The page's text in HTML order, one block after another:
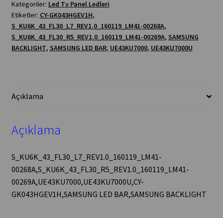
BAR,SAMSUNG
BACKLIGHT
adet
Kategoriler: Led Tv Panel Ledleri
Etiketler: CY-GK043HGEV1H,
S_KU6K_43_FL30_L7_REV1.0_160119_LM41-00268A,
S_KU6K_43_FL30_R5_REV1.0_160119_LM41-00269A, SAMSUNG
BACKLIGHT, SAMSUNG LED BAR, UE43KU7000, UE43KU7000U
Açıklama
Açıklama
S_KU6K_43_FL30_L7_REV1.0_160119_LM41-
00268A,S_KU6K_43_FL30_R5_REV1.0_160119_LM41-
00269A,UE43KU7000,UE43KU7000U,CY-
GK043HGEV1H,SAMSUNG LED BAR,SAMSUNG BACKLIGHT